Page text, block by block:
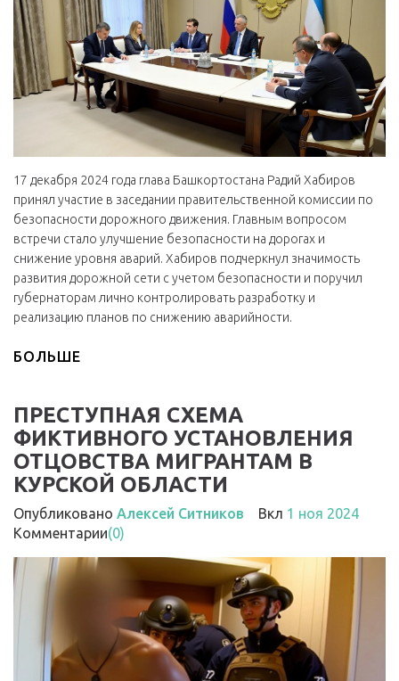
17 декабря 2024 года глава Башкортостана Радий Хабиров
принял участие в заседании правительственной комиссии по
безопасности дорожного движения. Главным вопросом
встречи стало улучшение безопасности на дорогах и
снижение уровня аварий. Хабиров подчеркнул значимость
развития дорожной сети с учетом безопасности и поручил
губернаторам лично контролировать разработку и
реализацию планов по снижению аварийности.
БОЛЬШЕ
ПРЕСТУПНАЯ СХЕМА
ФИКТИВНОГО УСТАНОВЛЕНИЯ
ОТЦОВСТВА МИГРАНТАМ В
КУРСКОЙ ОБЛАСТИ
Опубликовано Алексей Ситников Вкл 1 ноя 2024
Комментарии(0)